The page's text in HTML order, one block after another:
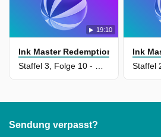
19:10
Ink Master Redemption
Ink
Sendung verpasst?